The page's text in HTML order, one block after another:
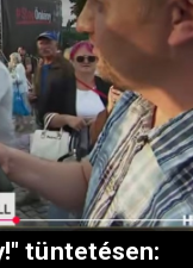
tüntetésen: